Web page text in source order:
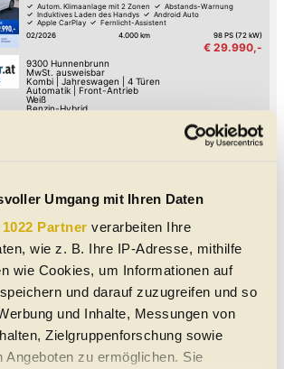
Umgang mit Ihren Daten
Partner verarbeiten Ihre
wie z. B. Ihre IP-Adresse, mithilfe
wie Cookies, um Informationen auf
und darauf zuzugreifen und so
und Inhalte, Messungen von
Zielgruppenforschung sowie
Angeboten zu ermöglichen. Sie
Autom. Klimaanlage mit 2 Zonen
Abstands-Warnung
Induktives Laden des Handys
Android Auto
Apple CarPlay
Fernlicht-Assistent
Verkehrszeichen-Erkennung
Spurhalte-Assistent
02/2026 4.000 km 98 PS (72 kW)
€ 29.990,-
9300 Hunnenbrunn
MwSt. ausweisbar
Kombi| Jahreswagen
4 Türen
Automatik|
Front-Antrieb
Weiß
Benzin-Hybrid
03/2018
83.700 km
9500 Villach
Schaltgetriebe
|Front-Antrieb
Benzin |4.3 l/100km
Gebrauchtwagen in der Nähe von
Villach und Villach Land